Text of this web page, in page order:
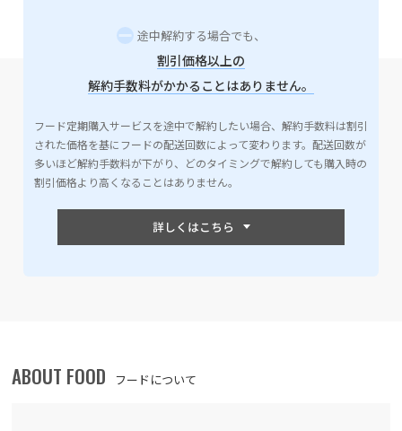
途中解約する場合でも、
割引価格以上の
解約手数料がかかることはありません。
フード定期購入サービスを途中で解約したい場合、解約手数料は割引
された価格を基にフードの配送回数によって変わります。配送回数が
多いほど解約手数料が下がり、どのタイミングで解約しても購入時の
割引価格より高くなることはありません。
ABOUT FOOD フードについて